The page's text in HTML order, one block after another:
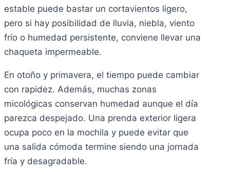
estable puede bastar un cortavientos ligero,
pero si hay posibilidad de lluvia, niebla, viento
frío o humedad persistente, conviene llevar una
chaqueta impermeable.
En otoño y primavera, el tiempo puede cambiar
con rapidez. Además, muchas zonas
micológicas conservan humedad aunque el día
parezca despejado. Una prenda exterior ligera
ocupa poco en la mochila y puede evitar que
una salida cómoda termine siendo una jornada
fría y desagradable.